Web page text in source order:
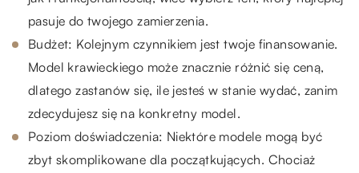
pasuje do twojego zamierzenia.
Budżet: Kolejnym czynnikiem jest twoje finansowanie.
Model krawieckiego może znacznie różnić się ceną,
dlatego zastanów się, ile jesteś w stanie wydać, zanim
zdecydujesz się na konkretny model.
Poziom doświadczenia: Niektóre modele mogą być
zbyt skomplikowane dla początkujących. Chociaż